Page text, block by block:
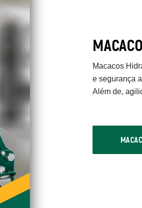
Macacos
e segurança
Além de,